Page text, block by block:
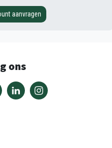
aanvragen
ons